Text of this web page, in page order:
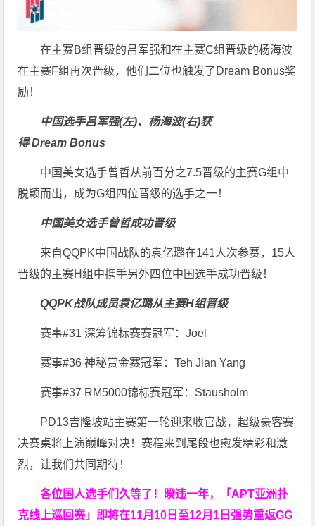
在主赛B组晋级的吕军强和在主赛C组晋级的杨海波
在主赛F组再次晋级，他们二位也触发了Dream Bonus奖
励！
中国选手吕军强(左)、杨海波(右)获
得 Dream Bonus
中国美女选手曾哲从前百分之7.5晋级的主赛G组中
脱颖而出，成为G组四位晋级的选手之一！
中国美女选手曾哲成功晋级
来自QQPK中国战队的袁亿璐在141人次参赛，15人
晋级的主赛H组中携手另外四位中国选手成功晋级！
QQPK战队成员袁亿璐从主赛H组晋级
赛事#31 深筹锦标赛赛冠军：Joel
赛事#36 神秘赏金赛冠军：Teh Jian Yang
赛事#37 RM5000锦标赛冠军：Stausholm
PD13吉隆坡站主赛第一轮迎来收官战，超级豪客赛
决赛桌将上演巅峰对决！赛程来到尾段也愈发精彩和激
烈，让我们共同期待！
各位国人选手们久等了！暌违一年，「APT亚洲扑
克线上巡回赛」即将在11月10日至12月1日强势重返GG